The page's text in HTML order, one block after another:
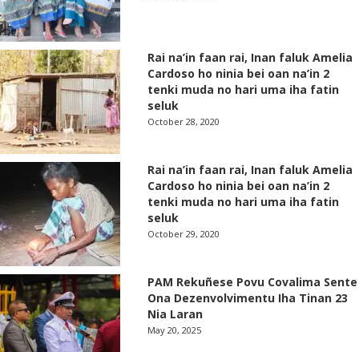
Rai na’in faan rai, Inan faluk Amelia
Cardoso ho ninia bei oan na’in 2
tenki muda no hari uma iha fatin
seluk
October 28, 2020
Rai na’in faan rai, Inan faluk Amelia
Cardoso ho ninia bei oan na’in 2
tenki muda no hari uma iha fatin
seluk
October 29, 2020
PAM Rekuñese Povu Covalima Sente
Ona Dezenvolvimentu Iha Tinan 23
Nia Laran
May 20, 2025